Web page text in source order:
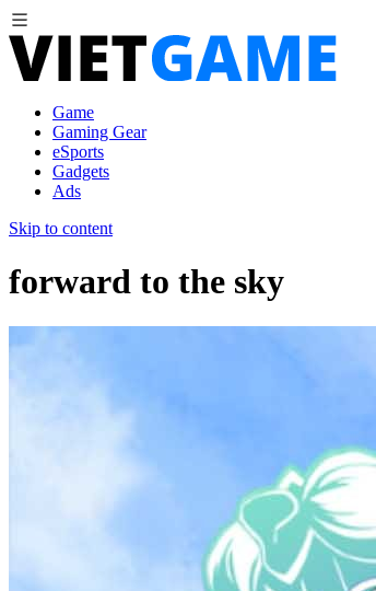
Game
Gaming Gear
eSports
Gadgets
Ads
Skip to content
forward to the sky